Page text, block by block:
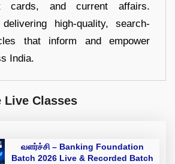
cards, and current affairs.
high-quality, search-
that inform and empower
India.
Live Classes
வளர்ச்சி – Banking Foundation
Batch 2026 Live & Recorded Batch